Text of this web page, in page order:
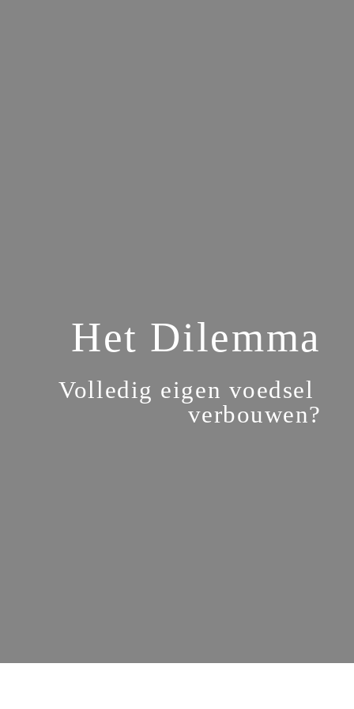
Het Dilemma
Volledig eigen voedsel
verbouwen?